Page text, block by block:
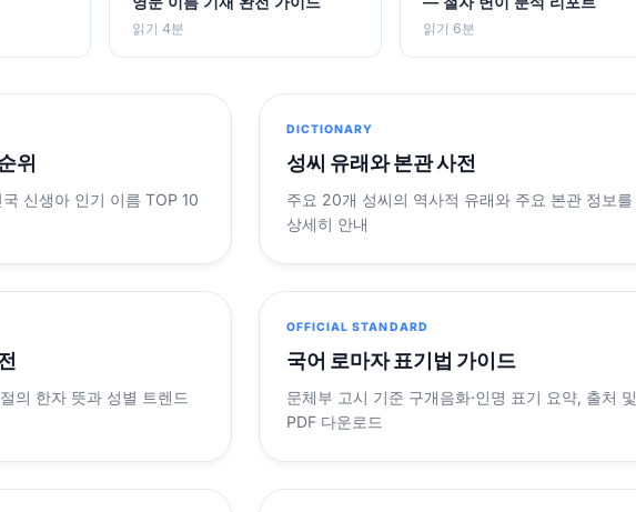
읽기 4분 읽기 6분
위
신생아 인기 이름 TOP 10
DICTIONARY
성씨 유래와 본관 사전
주요 20개 성씨의 역사적 유래와 주요 본관 정보를
상세히 안내
의 한자 뜻과 성별 트렌드
OFFICIAL STANDARD
국어 로마자 표기법 가이드
문체부 고시 기준 구개음화·인명 표기 요약, 출처 및
PDF 다운로드